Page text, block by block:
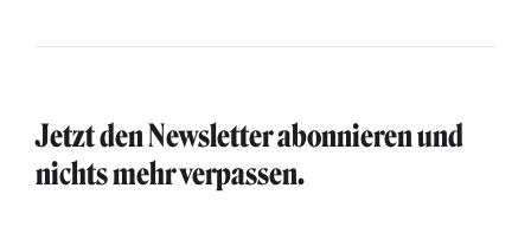
Jetzt den Newsletter abonnieren und
nichts mehr verpassen.